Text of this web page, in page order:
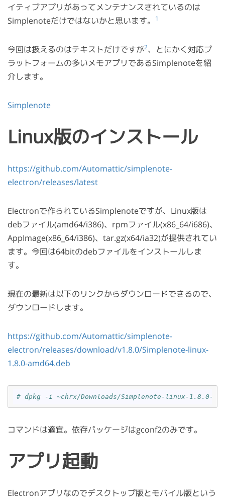
イティブアプリがあってメンテナンスされているのは
Simplenoteだけではないかと思います。
1
今回は扱えるのはテキストだけですが2、とにかく対応プ
ラットフォームの多いメモアプリであるSimplenoteを紹
介します。
Simplenote
Linux版のインストール
https://github.com/Automattic/simplenote-
electron/releases/latest
Electronで作られているSimplenoteですが、Linux版は
debファイル(amd64/i386)、rpmファイル(x86_64/i686)、
AppImage(x86_64/i386)、tar.gz(x64/ia32)が提供されてい
ます。今回は64bitのdebファイルをインストールしま
す。
現在の最新は以下のリンクからダウンロードできるので、
ダウンロードします。
https://github.com/Automattic/simplenote-
electron/releases/download/v1.8.0/Simplenote-linux-
1.8.0-amd64.deb
# dpkg -i ~chrx/Downloads/Simplenote-linux-1.8.0-
コマンドは適宜。依存パッケージはgconf2のみです。
アプリ起動
Electronアプリなのでデスクトップ版とモバイル版という